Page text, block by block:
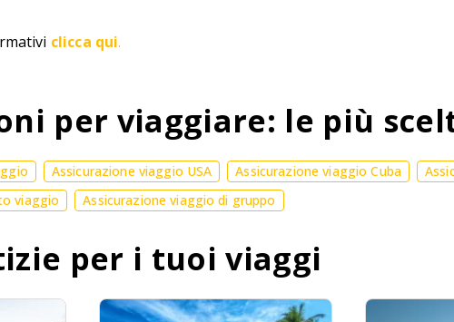
clicca qui.
per viaggiare: le più
Assicurazione viaggio USA Assicurazione viaggio Cuba
viaggio
Assicurazione viaggio di gruppo
per i tuoi viaggi